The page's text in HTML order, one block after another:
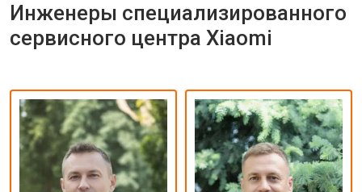
Инженеры специализированного
сервисного центра Xiaomi